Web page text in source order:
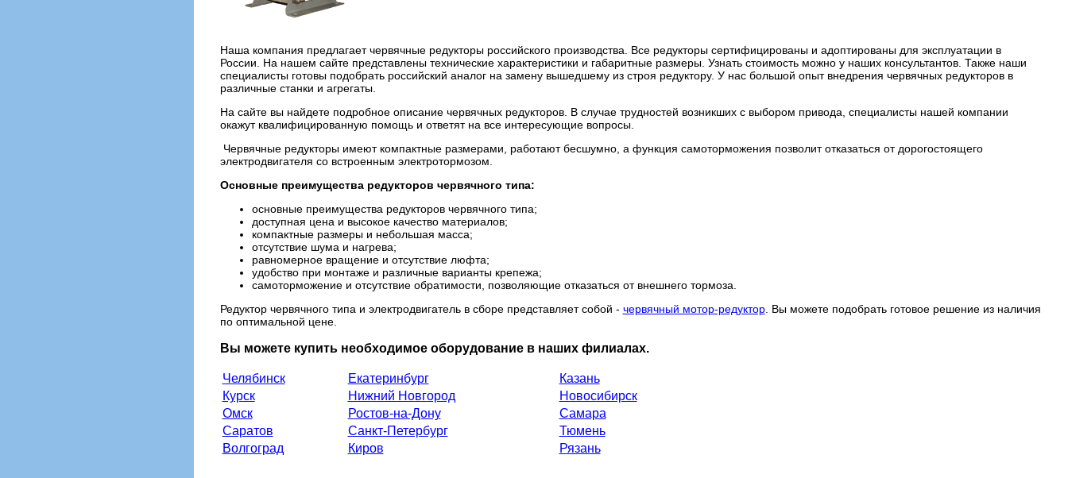
Наша компания предлагает червячные редукторы российского производства. Все редукторы сертифицированы и адоптированы для эксплуатации в
России. На нашем сайте представлены технические характеристики и габаритные размеры. Узнать стоимость можно у наших консультантов. Также наши
специалисты готовы подобрать российский аналог на замену вышедшему из строя редуктору. У нас большой опыт внедрения червячных редукторов в
различные станки и агрегаты.
На сайте вы найдете подробное описание червячных редукторов. В случае трудностей возникших с выбором привода, специалисты нашей компании
окажут квалифицированную помощь и ответят на все интересующие вопросы.
Червячные редукторы имеют компактные размерами, работают бесшумно, а функция самоторможения позволит отказаться от дорогостоящего
электродвигателя со встроенным электротормозом.
Основные преимущества редукторов червячного типа:
основные преимущества редукторов червячного типа;
доступная цена и высокое качество материалов;
компактные размеры и небольшая масса;
отсутствие шума и нагрева;
равномерное вращение и отсутствие люфта;
удобство при монтаже и различные варианты крепежа;
самоторможение и отсутствие обратимости, позволяющие отказаться от внешнего тормоза.
Редуктор червячного типа и электродвигатель в сборе представляет собой - червячный мотор-редуктор. Вы можете подобрать готовое решение из наличия
по оптимальной цене.
Вы можете купить необходимое оборудование в наших филиалах.
Челябинск Екатеринбург
Казань
Курск
Нижний Новгород
Новосибирск
Омск
Ростов-на-Дону
Самара
Саратов
Санкт-Петербург
Тюмень
Волгоград
Киров Рязань